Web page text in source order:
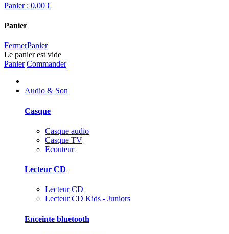
Panier : 0,00 €
Panier
FermerPanier
Le panier est vide
Panier Commander
Audio & Son
Casque
Casque audio
Casque TV
Ecouteur
Lecteur CD
Lecteur CD
Lecteur CD Kids - Juniors
Enceinte bluetooth